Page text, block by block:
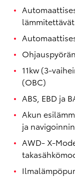
11kw (3-
(OBC)
ABS, EBD ja
Akun
ja
AWD- X-